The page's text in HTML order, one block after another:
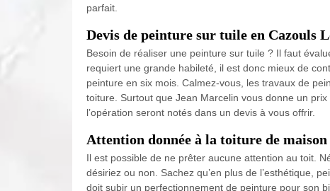
parfait.
Devis de peinture sur tuile en Cazouls
Besoin de réaliser une peinture sur tuile ? Il faut
requiert une grande habileté, il est donc mieux de
peinture en six mois. Calmez-vous, les travaux de
toiture. Surtout que Jean Marcelin vous donne un
l’opération seront notés dans un devis à vous offrir.
Attention donnée à la toiture de maison
Il est possible de ne prêter aucune attention au toit.
désiriez ou non. Sachez qu’en plus de l’esthétique,
doit subir un perfectionnement de peinture pour son